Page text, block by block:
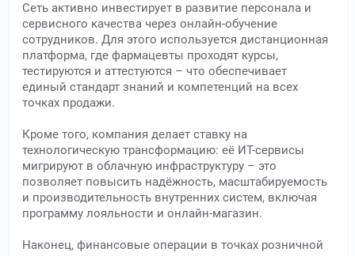
Сеть активно инвестирует в развитие персонала и
сервисного качества через онлайн-обучение
сотрудников. Для этого используется дистанционная
платформа, где фармацевты проходят курсы,
тестируются и аттестуются – что обеспечивает
единый стандарт знаний и компетенций на всех
точках продажи.
Кроме того, компания делает ставку на
технологическую трансформацию: её ИТ-сервисы
мигрируют в облачную инфраструктуру – это
позволяет повысить надёжность, масштабируемость
и производительность внутренних систем, включая
программу лояльности и онлайн-магазин.
Наконец, финансовые операции в точках розничной